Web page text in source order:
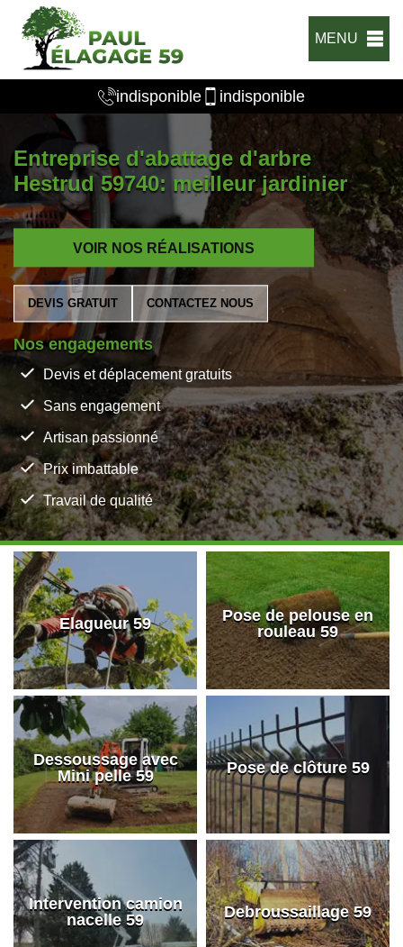
MENU
indisponible indisponible
Entreprise d'abattage d'arbre
Hestrud 59740: meilleur jardinier
VOIR NOS RÉALISATIONS
DEVIS GRATUIT CONTACTEZ NOUS
Nos engagements
Devis et déplacement gratuits
Sans engagement
Artisan passionné
Prix imbattable
Travail de qualité
Elagueur 59
Pose de pelouse en
rouleau 59
Dessoussage avec
Mini pelle 59
Pose de clôture 59
Intervention camion
nacelle 59
Debroussaillage 59